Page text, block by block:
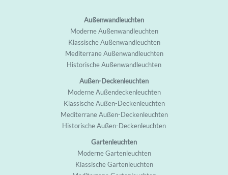
Außenwandleuchten
Moderne Außenwandleuchten
Klassische Außenwandleuchten
Mediterrane Außenwandleuchten
Historische Außenwandleuchten
Außen-Deckenleuchten
Moderne Außendeckenleuchten
Klassische Außen-Deckenleuchten
Mediterrane Außen-Deckenleuchten
Historische Außen-Deckenleuchten
Gartenleuchten
Moderne Gartenleuchten
Klassische Gartenleuchten